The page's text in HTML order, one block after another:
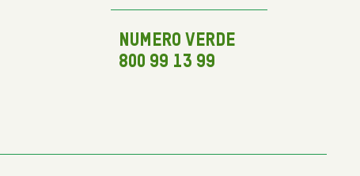
NUMERO VERDE
800 99 13 99